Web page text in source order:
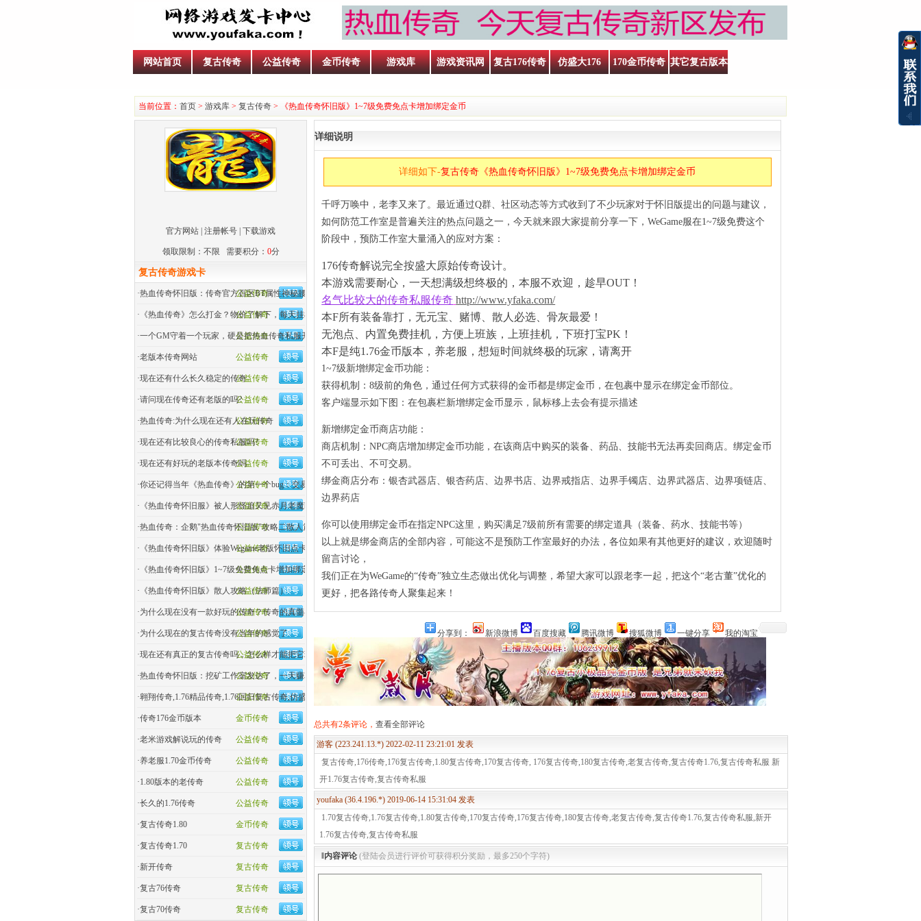
网站首页 复古传奇 公益传奇 金币传奇 游戏库 游戏资讯网 复古176传奇 仿盛大176 170金币传奇 其它复古版本
当前位置： 首页 > 游戏库 > 复古传奇 > 《热血传奇怀旧版》1~7级免费免点卡增加绑定金币
官方网站 注册帐号 下载游戏
领取限制：不限 需要积分： 0分
复古传奇游戏卡
公益传奇
·热血传奇怀旧版：传奇官方百区BT属性神秘腰带来历
公益传奇
· 《热血传奇》怎么打金？物价了解下，每天挂机挣个烟钱
公益传奇
·一个GM守着一个玩家，硬是把热血传奇私服开了两年！
公益传奇
·老版本传奇网站
公益传奇
·现在还有什么长久稳定的传奇
公益传奇
·请问现在传奇还有老版的吗?
公益传奇
·热血传奇:为什么现在还有人在玩传奇
公益传奇
·现在还有比较良心的传奇私服吗?
公益传奇
·现在还有好玩的老版本传奇吗
公益传奇
·你还记得当年《热血传奇》的第一个bug：交易bug吗？
公益传奇
· 《热血传奇怀旧服》被人形怪追又见赤月老魔boss
公益传奇
·热血传奇：企鹅"热血传奇怀旧版"攻略二散人篇（战士）
公益传奇
· 《热血传奇怀旧版》体验Wegame老版怀旧点卡模式1.76依
公益传奇
· 《热血传奇怀旧版》1~7级免费免点卡增加绑定金币
公益传奇
· 《热血传奇怀旧版》散人攻略（法师篇）
公益传奇
·为什么现在没有一款好玩的传奇？传奇的真髓在哪？
公益传奇
·为什么现在的复古传奇没有当年的感觉了
公益传奇
·现在还有真正的复古传奇吗，怎么样才能把它玩好
公益传奇
·热血传奇怀旧版：挖矿工作室发达了，一天赚3000
公益传奇
·翱翔传奇,1.76精品传奇,1.76回归复古传奇,仿盛大热血�
金币传奇
·传奇176金币版本
公益传奇
·老米游戏解说玩的传奇
公益传奇
·养老服1.70金币传奇
公益传奇
·1.80版本的老传奇
公益传奇
·长久的1.76传奇
金币传奇
·复古传奇1.80
复古传奇
·复古传奇1.70
复古传奇
·新开传奇
复古传奇
·复古76传奇
复古传奇
·复古70传奇
详细说明
详细如下-复古传奇《热血传奇怀旧版》1~7级免费免点卡增加绑定金币
千呼万唤中，老李又来了。最近通过Q群、社区动态等方式收到了不少玩家对于怀旧版提出的问题与建议，
如何防范工作室是普遍关注的热点问题之一，今天就来跟大家提前分享一下，WeGame服在1~7级免费这个
阶段中，预防工作室大量涌入的应对方案：
176传奇解说完全按盛大原始传奇设计。
本游戏需要耐心，一天想满级想终极的，本服不欢迎，趁早OUT！
名气比较大的传奇私服传奇 http://www.yfaka.com/
本F所有装备靠打，无元宝、赌博、散人必选、骨灰最爱！
无泡点、内置免费挂机，方便上班族，上班挂机，下班打宝PK！
本F是纯1.76金币版本，养老服，想短时间就终极的玩家，请离开
1~7级新增绑定金币功能：
获得机制：8级前的角色，通过任何方式获得的金币都是绑定金币，在包裹中显示在绑定金币部位。
客户端显示如下图：在包裹栏新增绑定金币显示，鼠标移上去会有提示描述
新增绑定金币商店功能：
商店机制：NPC商店增加绑定金币功能，在该商店中购买的装备、药品、技能书无法再卖回商店。绑定金币
不可丢出、不可交易。
绑金商店分布：银杏武器店、银杏药店、边界书店、边界戒指店、边界手镯店、边界武器店、边界项链店、
边界药店
你可以使用绑定金币在指定NPC这里，购买满足7级前所有需要的绑定道具（装备、药水、技能书等）
以上就是绑金商店的全部内容，可能这不是预防工作室最好的办法，各位如果有其他更好的建议，欢迎随时
留言讨论，
我们正在为WeGame的“传奇”独立生态做出优化与调整，希望大家可以跟老李一起，把这个“老古董”优化的
更好，把各路传奇人聚集起来！
分享到： 新浪微博 百度搜藏 腾讯微博 搜狐微博 一键分享 我的淘宝
总共有2条评论， 查看全部评论
游客 (223.241.13.*) 2022-02-11 23:21:01 发表
复古传奇,176传奇,176复古传奇,1.80复古传奇,170复古传奇, 176复古传奇,180复古传奇,老复古传奇,复古传奇1.76,复古传奇私服 新
开1.76复古传奇,复古传奇私服
youfaka (36.4.196.*) 2019-06-14 15:31:04 发表
1.70复古传奇,1.76复古传奇,1.80复古传奇,170复古传奇,176复古传奇,180复古传奇,老复古传奇,复古传奇1.76,复古传奇私服,新开
1.76复古传奇,复古传奇私服
‖内容评论 (登陆会员进行评价可获得积分奖励，最多250个字符)